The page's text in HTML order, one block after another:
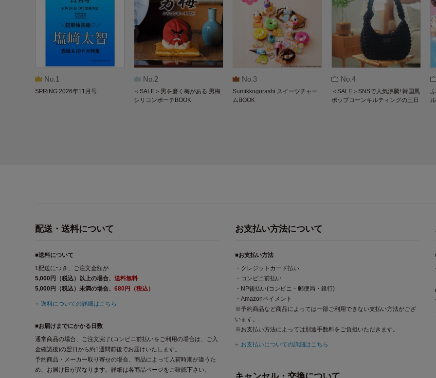
No.1
SPRiNG 2026年11月号
No.2
＜SALE＞男を磨く梅がある 男梅
シリコンポーチBOOK
No.3
Sumikkogurashi スイーツチャー
ムBOOK
No.4
＜SALE＞SNSで人気沸騰! 韓国風
ポップコーンキルティングの三日
配送・送料について
■送料について
1配送につき、ご注文金額が
5,000円（税込）以上の場合、 送料無料
5,000円（税込）未満の場合、 680円（税込）
送料についての詳細はこちら
■お届けまでにかかる日数
通常商品の場合、ご注文完了(コンビニ前払いをご利用の場合は、ご入
金確認後)の翌日から約1週間前後でお届けいたします。
予約商品・メーカー取り寄せの場合、商品によって入荷時期が違うた
め、お届け日が異なります。詳細は各商品ページをご確認下さい。
お支払い方法について
■お支払い方法
・クレジットカード払い
・コンビニ前払い
・NP後払い(コンビニ・郵便局・銀行)
・Amazonペイメント
※予約商品など商品によっては一部ご利用できない支払い方法がござ
います。
※お支払い方法によっては別途手数料をご負担いただきます。
お支払いについての詳細はこちら
キャンセル・交換について